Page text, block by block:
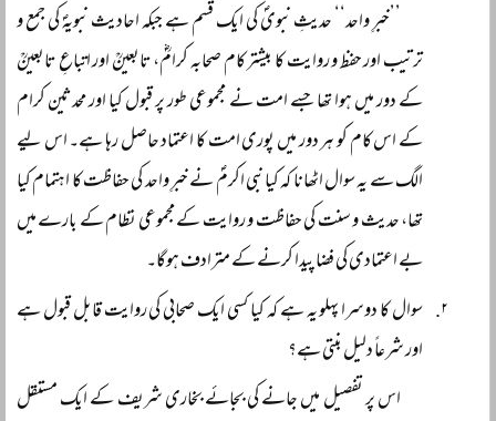
’’خبرِ واحد‘‘ حدیثِ نبویؐ کی ایک قسم ہے جبکہ احادیث نبویہؐ کی جمع و
ترتیب اور حفظ و روایت کا بیشتر کام صحابہ کرامؓ، تابعینؒ اور اتباعِ تابعینؒ
کے دور میں ہوا تھا جسے امت نے مجموعی طور پر قبول کیا اور محدثین کرام
کے اس کام کو ہر دور میں پوری امت کا اعتماد حاصل رہا ہے۔ اس لیے
الگ سے یہ سوال اٹھانا کہ کیا نبی اکرمؐ نے خبرِ واحد کی حفاظت کا اہتمام کیا
تھا، حدیث و سنت کی حفاظت و روایت کے مجموعی نظام کے بارے میں
بے اعتمادی کی فضا پیدا کرنے کے مترادف ہوگا۔
سوال کا دوسرا پہلو یہ ہے کہ کیا کسی ایک صحابی کی روایت قابل قبول ہے
اور شرعاً دلیل بنتی ہے؟
اس پر تفصیل میں جانے کی بجائے بخاری شریف کے ایک مستقل